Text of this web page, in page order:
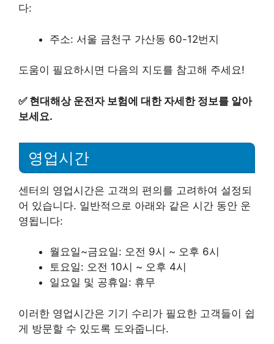
다:
주소: 서울 금천구 가산동 60-12번지
도움이 필요하시면 다음의 지도를 참고해 주세요!
✅ 현대해상 운전자 보험에 대한 자세한 정보를 알아
보세요.
영업시간
센터의 영업시간은 고객의 편의를 고려하여 설정되
어 있습니다. 일반적으로 아래와 같은 시간 동안 운
영됩니다:
월요일~금요일: 오전 9시 ~ 오후 6시
토요일: 오전 10시 ~ 오후 4시
일요일 및 공휴일: 휴무
이러한 영업시간은 기기 수리가 필요한 고객들이 쉽
게 방문할 수 있도록 도와줍니다.